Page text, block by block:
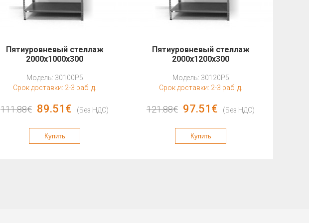
Пятиуровневый стеллаж
2000x1000x300
Модель: 30100P5
Срок доставки: 2-3 раб. д.
111.88€ 89.51€ (Без НДС)
Купить
Пятиуровневый стеллаж
2000x1200x300
Модель: 30120P5
Срок доставки: 2-3 раб. д.
121.88€ 97.51€ (Без НДС)
Купить